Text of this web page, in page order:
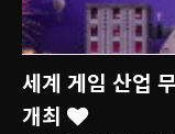
세계 게임 산업
개최